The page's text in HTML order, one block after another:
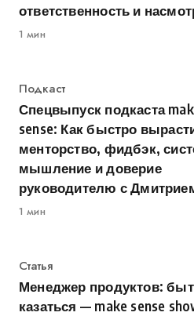
ответственность и
1 мин
Категория
Подкаст
Спецвыпуск подкаста
sense: Как быстро
менторство, фидбэк,
мышление и доверие
руководителю с
1 мин
Категория
Статья
Менеджер продуктов:
казаться — make sense